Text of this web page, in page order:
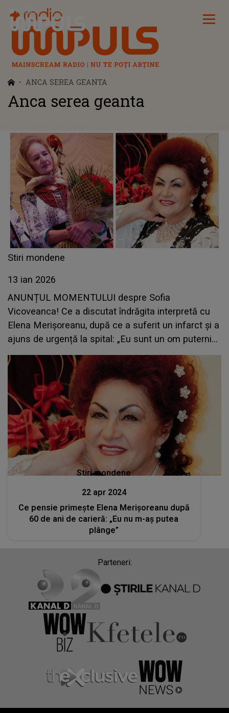
Radio Impuls
ANCA SEREA GEANTA
Anca serea geanta
Stiri mondene
13 ian 2026
ANUNȚUL MOMENTULUI despre Sofia
Vicoveanca! Ce a discutat îndrăgita interpretă cu
Elena Merișoreanu, după ce a suferit un infarct și a
ajuns de urgență la spital: „Eu sunt un om puternic
și ce nu pot face doctorii, face Dumnezeu prin
oameni”
Stiri mondene
22 apr 2024
Ce pensie primește Elena Merișoreanu după
60 de ani de carieră: „Eu nu m-aș putea
plânge”
Parteneri: